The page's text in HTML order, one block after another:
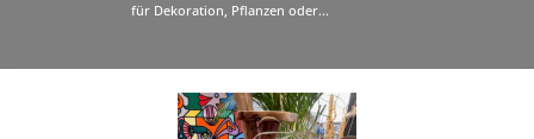
für Dekoration, Pflanzen oder...